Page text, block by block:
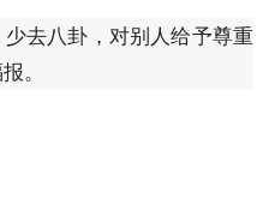
去八卦，对别人给予尊重
。